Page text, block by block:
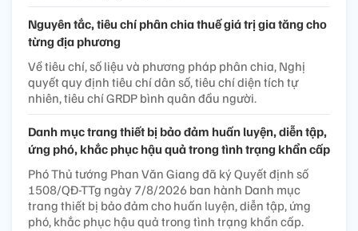
Nguyên tắc, tiêu chí phân chia thuế giá trị gia tăng cho
từng địa phương
Về tiêu chí, số liệu và phương pháp phân chia, Nghị
quyết quy định tiêu chí dân số, tiêu chí diện tích tự
nhiên, tiêu chí GRDP bình quân đầu người.
Danh mục trang thiết bị bảo đảm huấn luyện, diễn tập,
ứng phó, khắc phục hậu quả trong tình trạng khẩn cấp
Phó Thủ tướng Phan Văn Giang đã ký Quyết định số
1508/QĐ-TTg ngày 7/8/2026 ban hành Danh mục
trang thiết bị bảo đảm cho huấn luyện, diễn tập, ứng
phó, khắc phục hậu quả trong tình trạng khẩn cấp.